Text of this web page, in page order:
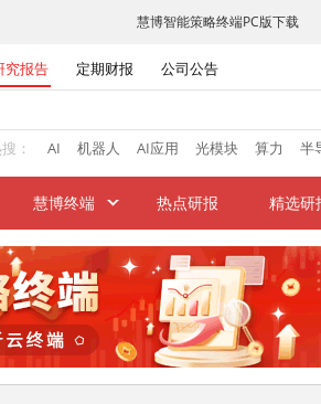
究报告 定期财报 公司公告
： AI 机器人 AI应用 光模块 算力 半
慧博终端 热点研报 精选研